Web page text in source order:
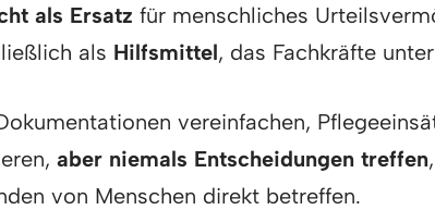
als Ersatz für menschliches
als Hilfsmittel, das Fachkräfte
vereinfachen,
aber niemals Entscheidungen treffen
von Menschen direkt betreffen.